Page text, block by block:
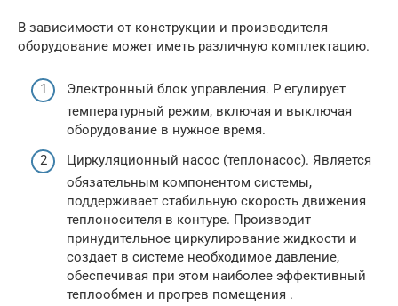
В зависимости от конструкции и производителя
оборудование может иметь различную комплектацию.
Электронный блок управления. Р егулирует
температурный режим, включая и выключая
оборудование в нужное время.
Циркуляционный насос (теплонасос). Является
обязательным компонентом системы,
поддерживает стабильную скорость движения
теплоносителя в контуре. Производит
принудительное циркулирование жидкости и
создает в системе необходимое давление,
обеспечивая при этом наиболее эффективный
теплообмен и прогрев помещения .